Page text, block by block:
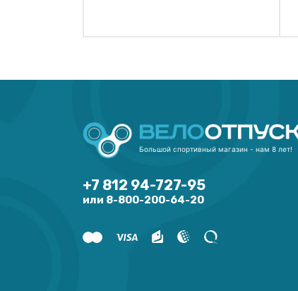
Большой спортивный магазин - нам 8 лет!
+7 812 94-727-95
или 8-800-200-64-20